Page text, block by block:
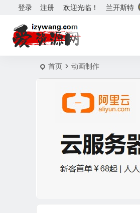
欢迎光临！
登录 注册 兰开斯特
首页 动画制作